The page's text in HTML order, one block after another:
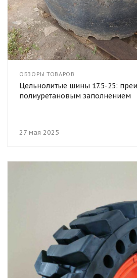
27 мая 2025
ОБЗОРЫ ТОВАРОВ
Цельнолитые шины 17.5-25:
полиуретановым заполнением